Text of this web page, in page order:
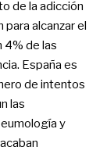
de la adicción
para alcanzar el
4% de las
España es
de intentos
las
y